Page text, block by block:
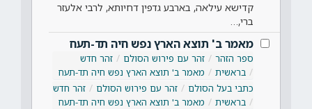
קדישא עילאה, בארבע גדפין דחיותא, לרבי אלעזר
ברי,…
מאמר ב' תוצא הארץ נפש חיה תד-תעח
ספר הזהר זהר עם פירוש הסולם
זהר חדש
בראשית
מאמר ב' תוצא הארץ נפש חיה תד-תעח
כתבי בעל הסולם
זהר עם פירוש הסולם
זהר חדש
בראשית
מאמר ב' תוצא הארץ נפש חיה תד-תעח